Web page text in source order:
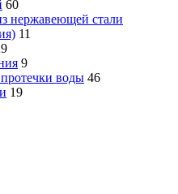
60
нержавеющей стали
11
9
воды 46
19